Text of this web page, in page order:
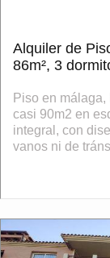
Alquiler de
86m², 3
Piso en
casi 90m2 en
integral, con
vanos ni de